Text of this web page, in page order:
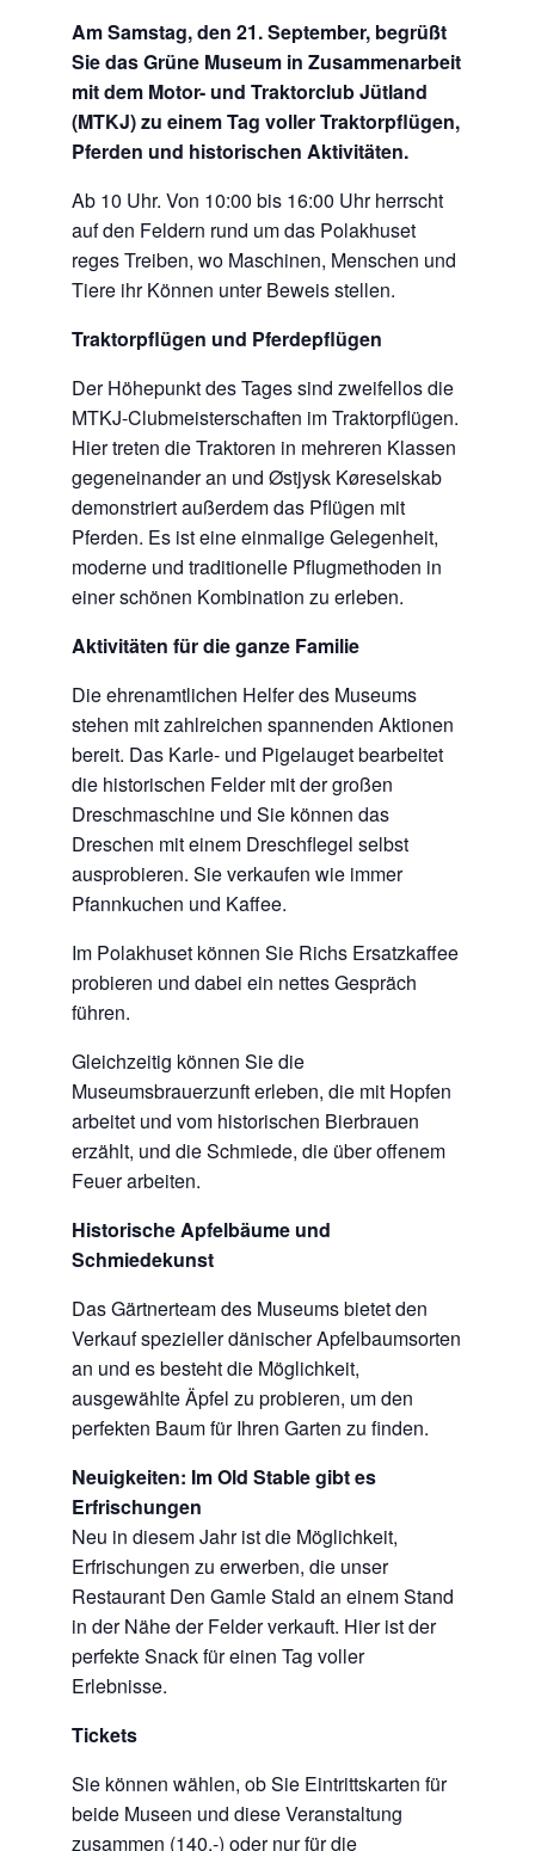
Am Samstag, den 21. September, begrüßt
Sie das Grüne Museum in Zusammenarbeit
mit dem Motor- und Traktorclub Jütland
(MTKJ) zu einem Tag voller Traktorpflügen,
Pferden und historischen Aktivitäten.
Ab 10 Uhr. Von 10:00 bis 16:00 Uhr herrscht
auf den Feldern rund um das Polakhuset
reges Treiben, wo Maschinen, Menschen und
Tiere ihr Können unter Beweis stellen.
Traktorpflügen und Pferdepflügen
Der Höhepunkt des Tages sind zweifellos die
MTKJ-Clubmeisterschaften im Traktorpflügen.
Hier treten die Traktoren in mehreren Klassen
gegeneinander an und Østjysk Køreselskab
demonstriert außerdem das Pflügen mit
Pferden. Es ist eine einmalige Gelegenheit,
moderne und traditionelle Pflugmethoden in
einer schönen Kombination zu erleben.
Aktivitäten für die ganze Familie
Die ehrenamtlichen Helfer des Museums
stehen mit zahlreichen spannenden Aktionen
bereit. Das Karle- und Pigelauget bearbeitet
die historischen Felder mit der großen
Dreschmaschine und Sie können das
Dreschen mit einem Dreschflegel selbst
ausprobieren. Sie verkaufen wie immer
Pfannkuchen und Kaffee.
Im Polakhuset können Sie Richs Ersatzkaffee
probieren und dabei ein nettes Gespräch
führen.
Gleichzeitig können Sie die
Museumsbrauerzunft erleben, die mit Hopfen
arbeitet und vom historischen Bierbrauen
erzählt, und die Schmiede, die über offenem
Feuer arbeiten.
Historische Apfelbäume und
Schmiedekunst
Das Gärtnerteam des Museums bietet den
Verkauf spezieller dänischer Apfelbaumsorten
an und es besteht die Möglichkeit,
ausgewählte Äpfel zu probieren, um den
perfekten Baum für Ihren Garten zu finden.
Neuigkeiten: Im Old Stable gibt es
Erfrischungen
Neu in diesem Jahr ist die Möglichkeit,
Erfrischungen zu erwerben, die unser
Restaurant Den Gamle Stald an einem Stand
in der Nähe der Felder verkauft. Hier ist der
perfekte Snack für einen Tag voller
Erlebnisse.
Tickets
Sie können wählen, ob Sie Eintrittskarten für
beide Museen und diese Veranstaltung
zusammen (140,-) oder nur für die